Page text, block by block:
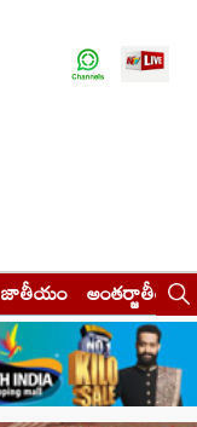
జాతీయం అంతర్జాతీయం